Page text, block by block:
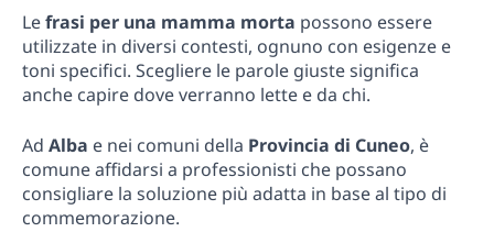
Lefrasi per una mamma morta possono essere
utilizzate in diversi contesti, ognuno con esigenze e
toni specifici. Scegliere le parole giuste significa
anche capire dove verranno lette e da chi.
Ad Alba e nei comuni della Provincia di Cuneo, è
comune affidarsi a professionisti che possano
consigliare la soluzione più adatta in base al tipo di
commemorazione.